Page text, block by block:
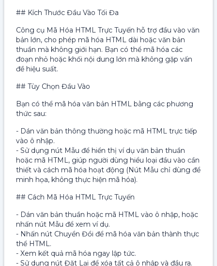
## Kích Thước Đầu Vào Tối Đa
Công cụ Mã Hóa HTML Trực Tuyến hỗ trợ đầu vào văn
bản lớn, cho phép mã hóa HTML dài hoặc văn bản
thuần mà không giới hạn. Bạn có thể mã hóa các
đoạn nhỏ hoặc khối nội dung lớn mà không gặp vấn
đề hiệu suất.
## Tùy Chọn Đầu Vào
Bạn có thể mã hóa văn bản HTML bằng các phương
thức sau:
- Dán văn bản thông thường hoặc mã HTML trực tiếp
vào ô nhập.
- Sử dụng nút Mẫu để hiển thị ví dụ văn bản thuần
hoặc mã HTML, giúp người dùng hiểu loại đầu vào cần
thiết và cách mã hóa hoạt động (Nút Mẫu chỉ dùng để
minh họa, không thực hiện mã hóa).
## Cách Mã Hóa HTML Trực Tuyến
- Dán văn bản thuần hoặc mã HTML vào ô nhập, hoặc
nhấn nút Mẫu để xem ví dụ.
- Nhấn nút Chuyển Đổi để mã hóa văn bản thành thực
thể HTML.
- Xem kết quả mã hóa ngay lập tức.
- Sử dụng nút Đặt Lại để xóa tất cả ô nhập và đầu ra.